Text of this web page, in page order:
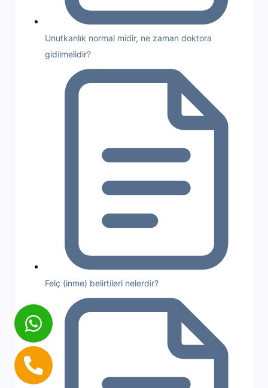
Unutkanlık normal midir, ne zaman doktora
gidilmelidir?
Felç (inme) belirtileri nelerdir?